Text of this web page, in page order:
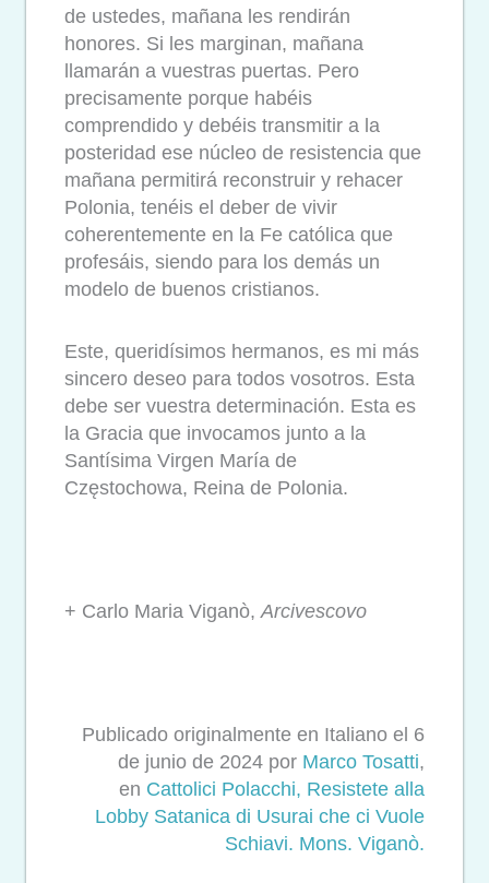
de ustedes, mañana les rendirán
honores. Si les marginan, mañana
llamarán a vuestras puertas. Pero
precisamente porque habéis
comprendido y debéis transmitir a la
posteridad ese núcleo de resistencia que
mañana permitirá reconstruir y rehacer
Polonia, tenéis el deber de vivir
coherentemente en la Fe católica que
profesáis, siendo para los demás un
modelo de buenos cristianos.
Este, queridísimos hermanos, es mi más
sincero deseo para todos vosotros. Esta
debe ser vuestra determinación. Esta es
la Gracia que invocamos junto a la
Santísima Virgen María de
Częstochowa, Reina de Polonia.
+ Carlo Maria Viganò, Arcivescovo
Publicado originalmente en Italiano el 6
de junio de 2024 por Marco Tosatti,
en Cattolici Polacchi, Resistete alla
Lobby Satanica di Usurai che ci Vuole
Schiavi. Mons. Viganò.